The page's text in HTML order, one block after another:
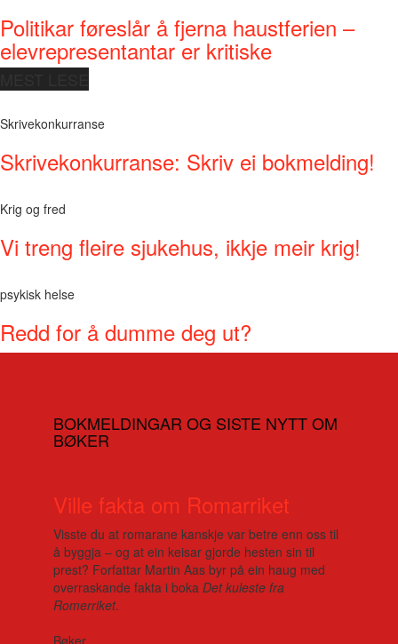
Politikar føreslår å fjerna haustferien –
elevrepresentantar er kritiske
Skrivekonkurranse
Skrivekonkurranse: Skriv ei bokmelding!
Krig og fred
Vi treng fleire sjukehus, ikkje meir krig!
psykisk helse
Redd for å dumme deg ut?
BOKMELDINGAR OG SISTE NYTT OM
BØKER
Ville fakta om Romarriket
Visste du at romarane kanskje var betre enn oss til
å byggja – og at ein keisar gjorde hesten sin til
prest? Forfattar Martin Aas byr på ein haug med
overraskande fakta i boka Det kuleste fra
Romerriket.
Bøker